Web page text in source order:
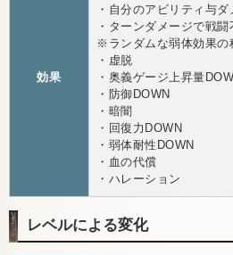
効果
・自分のアビリティ与ダ
・ターンダメージで戦
※ランダムな弱体効果の
・虚脱
・奥義ゲージ上昇量
・防御DOWN
・暗闇
・回復力DOWN
・弱体耐性DOWN
・血の代償
・ハレーション
レベルによる変化